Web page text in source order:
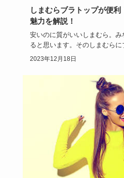
しまむらブラトップが便
魅力を解説！
安いのに質がいいしまむら。
ると思います。そのしまむら
はご存知でしょ…
2023年12月18日